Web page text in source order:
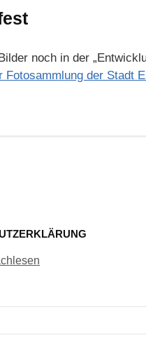
noch in der
Fotosammlung der Stadt